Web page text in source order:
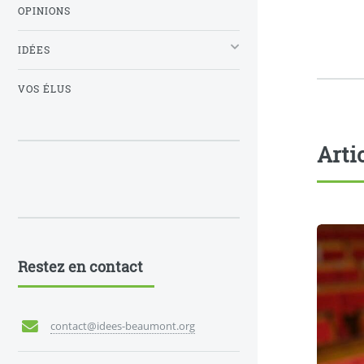
OPINIONS
IDÉES
VOS ÉLUS
Restez en contact
contact@idees-beaumont.org